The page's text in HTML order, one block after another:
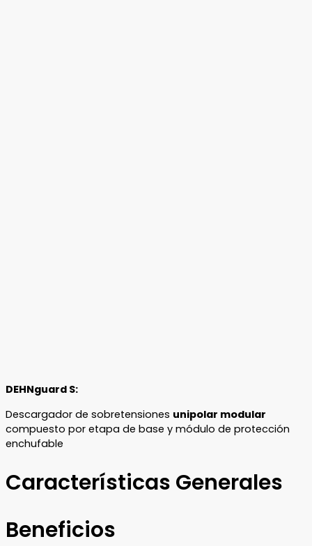
DEHNguard S:
Descargador de sobretensiones unipolar modular
compuesto por etapa de base y módulo de protección
enchufable
Características Generales
Beneficios